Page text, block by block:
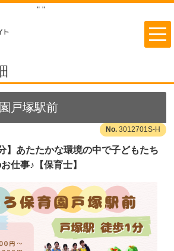
" "
戸塚駅前
3012701S-H
】あたたかな環境の中で子どもたち
仕事♪【保育士】